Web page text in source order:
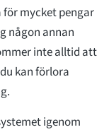
mycket pengar
någon annan
inte alltid att
kan förlora
igenom